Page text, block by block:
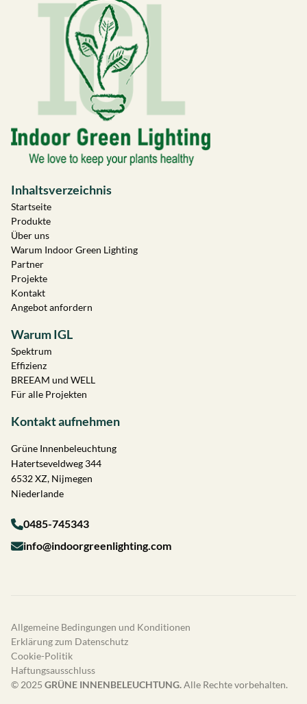
Inhaltsverzeichnis
Startseite
Produkte
Über uns
Warum Indoor Green Lighting
Partner
Projekte
Kontakt
Angebot anfordern
Warum IGL
Spektrum
Effizienz
BREEAM und WELL
Für alle Projekten
Kontakt aufnehmen
Grüne Innenbeleuchtung
Hatertseveldweg 344
6532 XZ, Nijmegen
Niederlande
0485-745343
info@indoorgreenlighting.com
© 2025 GRÜNE INNENBELEUCHTUNG.Alle Rechte vorbehalten.
Allgemeine Bedingungen und Konditionen
Erklärung zum Datenschutz
Cookie-Politik
Haftungsausschluss